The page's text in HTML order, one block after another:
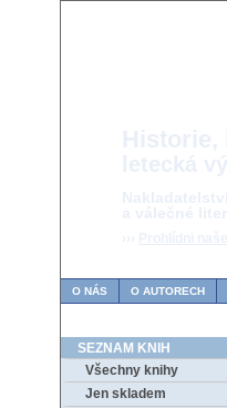
O NÁS O AUTORECH
SEZNAM KNIH
Všechny knihy
Jen skladem